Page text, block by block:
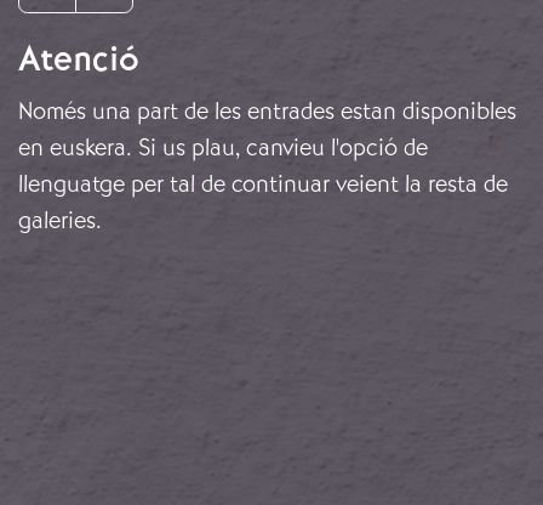
Atenció
Només una part de les entrades estan disponibles
en euskera. Si us plau, canvieu l'opció de
llenguatge per tal de continuar veient la resta de
galeries.